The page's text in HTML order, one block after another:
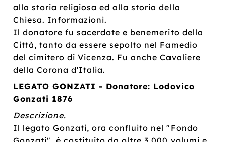
alla storia religiosa ed alla storia della
Chiesa. Informazioni.
Il donatore fu sacerdote e benemerito della
Città, tanto da essere sepolto nel Famedio
del cimitero di Vicenza. Fu anche Cavaliere
della Corona d'Italia.
LEGATO GONZATI - Donatore: Lodovico
Gonzati 1876
Descrizione.
Il legato Gonzati, ora confluito nel "Fondo